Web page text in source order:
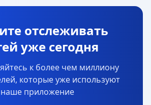
отслеживать
уже сегодня
к более чем миллиону
которые уже используют
наше приложение